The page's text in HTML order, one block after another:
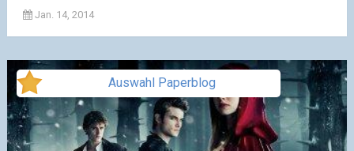
Jan. 14, 2014
Auswahl Paperblog